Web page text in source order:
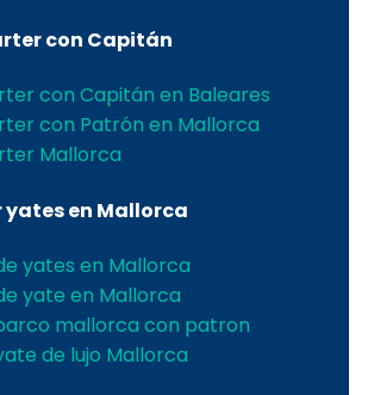
con Capitán
con Capitán en Baleares
con Patrón en Mallorca
Mallorca
en Mallorca
yates en Mallorca
yate en Mallorca
mallorca con patron
de lujo Mallorca